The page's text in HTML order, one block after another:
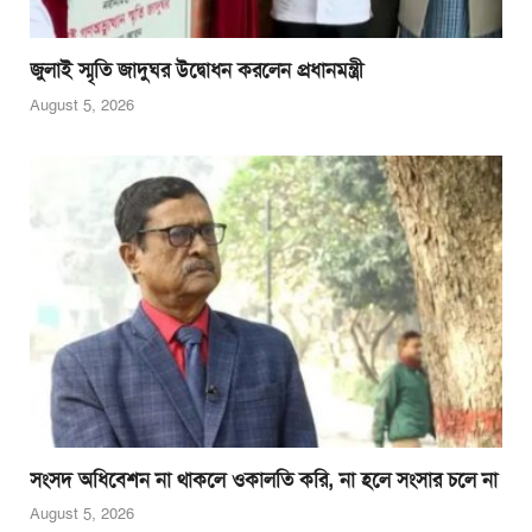
জুলাই স্মৃতি জাদুঘর উদ্বোধন করলেন প্রধানমন্ত্রী
August 5, 2026
সংসদ অধিবেশন না থাকলে ওকালতি করি, না হলে সংসার চলে না
August 5, 2026